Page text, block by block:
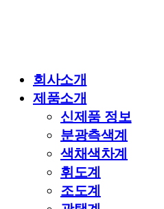
회사소개
제품소개
신제품 정보
분광측색계
색채색차계
휘도계
조도계